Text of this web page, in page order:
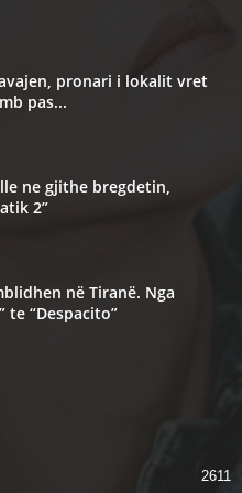
pronari i lokalit vret
pas...
ne gjithe bregdetin,
2”
në Tiranë. Nga
te “Despacito”
2611